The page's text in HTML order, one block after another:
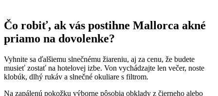
Čo robiť, ak vás postihne Mallorca akné
priamo na dovolenke?
Vyhnite sa ďalšiemu slnečnému žiareniu, aj za cenu, že budete
musieť zostať na hotelovej izbe. Von vychádzajte len večer, noste
klobúk, dlhý rukáv a slnečné okuliare s filtrom.
Na zapálenú pokožku výborne pôsobia obklady z čierneho alebo